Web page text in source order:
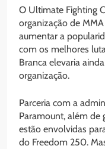
O Ultimate Fighting
organização de
aumentar a
com os melhores
Branca elevaria
organização.
Parceria com a
Paramount, além de
estão envolvidas
do Freedom 250.